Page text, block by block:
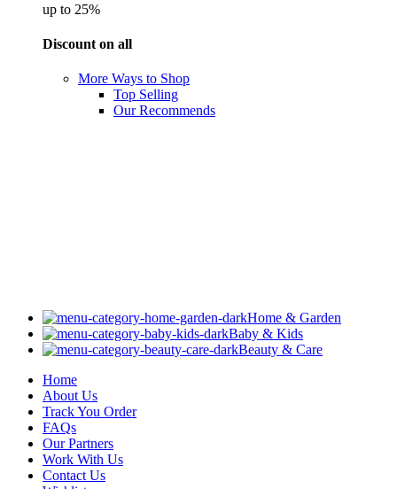
up to 25%
Discount on all
More Ways to Shop
Top Selling
Our Recommends
Home & Garden
Baby & Kids
Beauty & Care
Home
About Us
Track You Order
FAQs
Our Partners
Work With Us
Contact Us